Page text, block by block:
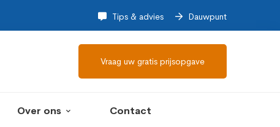
Tips & advies Dauwpunt
Vraag uw gratis prijsopgave
Over ons Contact